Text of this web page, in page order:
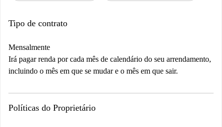
Tipo de contrato
Mensalmente
Irá pagar renda por cada mês de calendário do seu arrendamento,
incluindo o mês em que se mudar e o mês em que sair.
Políticas do Proprietário